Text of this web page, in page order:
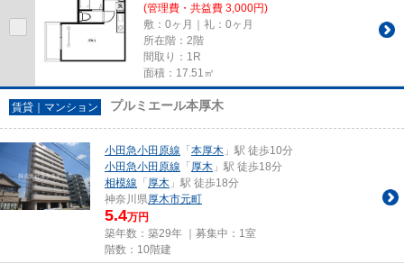
(管理費・共益費 3,000円)
敷：0ヶ月｜礼：0ヶ月
所在階：2階
間取り：1R
面積：17.51㎡
賃貸｜マンション プルミエール本厚木
小田急小田原線 「本厚木 」駅 徒歩10分
小田急小田原線 「厚木 」駅 徒歩18分
相模線 「厚木 」駅 徒歩18分
神奈川県厚木市元町
5.4万円
築年数：築29年 ｜募集中： 1室
階数：10階建